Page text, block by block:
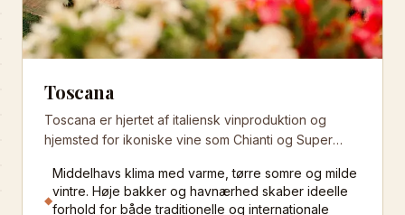
Toscana
Toscana er hjertet af italiensk vinproduktion og
hjemsted for ikoniske vine som Chianti og Super
druer med internationale varieteter som Merlot og
Cabernet Sauvignon.
◆
Middelhavs klima med varme, tørre somre og milde
vintre. Høje bakker og havnærhed skaber ideelle
forhold for både traditionelle og internationale